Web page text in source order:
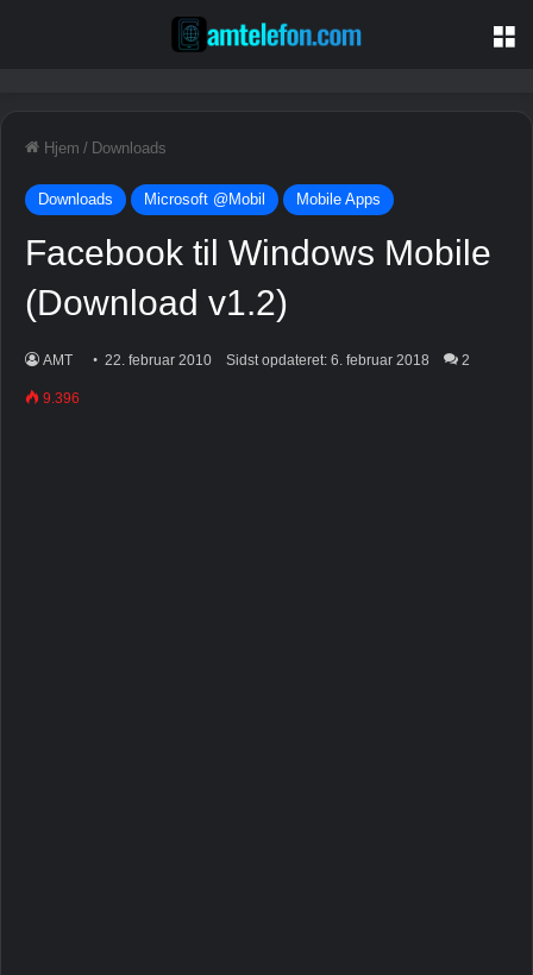
Hjem / Downloads
Downloads Microsoft @Mobil Mobile Apps
Facebook til Windows Mobile
(Download v1.2)
AMT 22. februar 2010 Sidst opdateret: 6. februar 2018 2
9.396